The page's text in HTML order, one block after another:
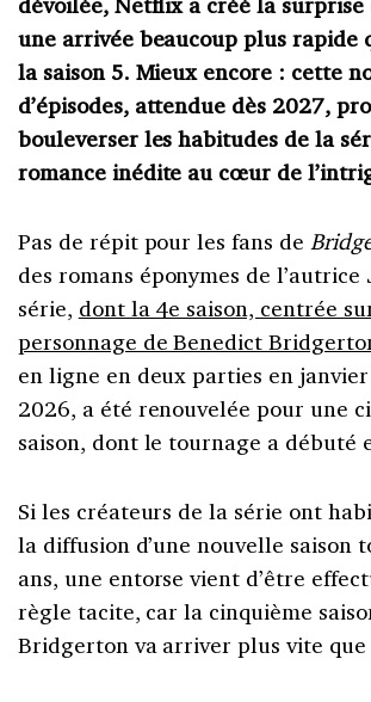
une arrivée beaucoup plus rapide
la saison 5. Mieux encore : cette
d’épisodes, attendue dès 2027,
bouleverser les habitudes de la
romance inédite au cœur de
Pas de répit pour les fans de
des romans éponymes de
série, dont la 4e saison, centrée
personnage de Benedict
en ligne en deux parties en
2026, a été renouvelée pour une
saison, dont le tournage a débuté
Si les créateurs de la série ont
la diffusion d’une nouvelle saison
ans, une entorse vient d’être
règle tacite, car la cinquième
Bridgerton va arriver plus vite que